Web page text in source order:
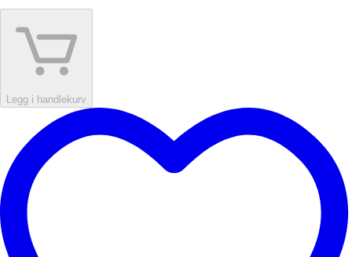
Legg i handlekurv